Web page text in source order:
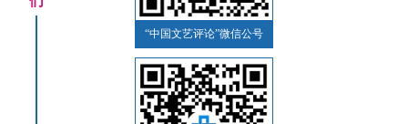
“中国文艺评论”微信公号